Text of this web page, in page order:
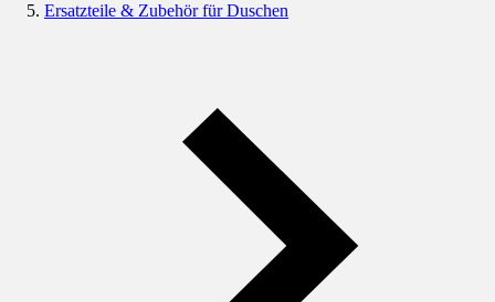
Ersatzteile & Zubehör für Duschen